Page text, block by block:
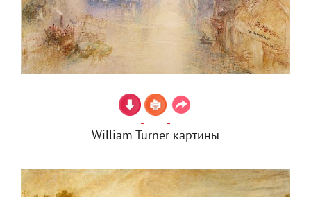
William Turner картины